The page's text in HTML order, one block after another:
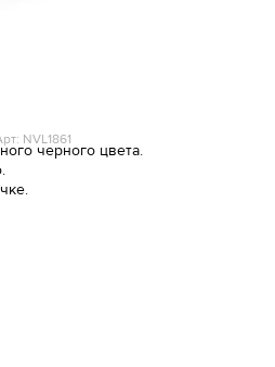
NVL1861
черного цвета.